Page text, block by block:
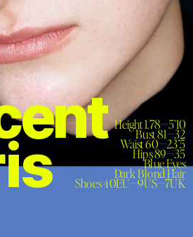
Height 1.78—5’10
Bust 81—32
Waist 60—23’5
Hips 89—35
Blue Eyes
Dark Blond Hair
Shoes 40EU—9US—7UK